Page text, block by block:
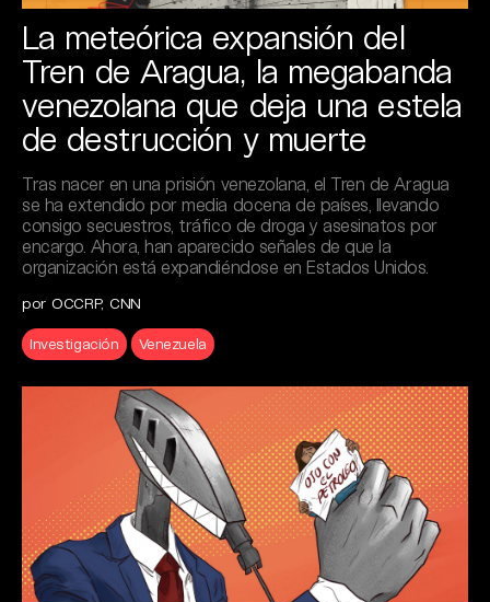
La meteórica expansión del
Tren de Aragua, la megabanda
venezolana que deja una estela
de destrucción y muerte
Tras nacer en una prisión venezolana, el Tren de Aragua
se ha extendido por media docena de países, llevando
consigo secuestros, tráfico de droga y asesinatos por
encargo. Ahora, han aparecido señales de que la
organización está expandiéndose en Estados Unidos.
por OCCRP, CNN
Investigación Venezuela